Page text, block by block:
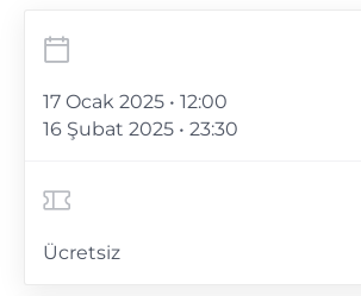
17 Ocak 2025 • 12:00
16 Şubat 2025 • 23:30
Ücretsiz